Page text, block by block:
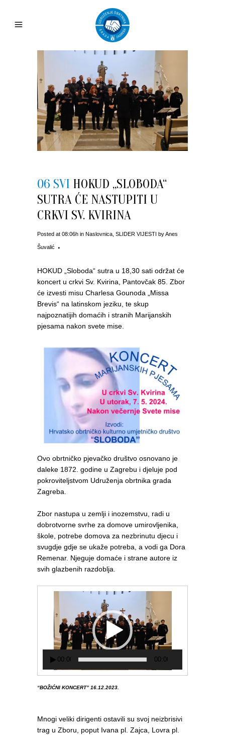
06 SVI HOKUD „SLOBODA“
SUTRA ĆE NASTUPITI U
CRKVI SV. KVIRINA
Posted at 08:06h in Naslovnica SLIDER VIJESTI byAnes
Šuvalić
HOKUD „Sloboda“ sutra u 18,30 sati održat će
koncert u crkvi Sv. Kvirina, Pantovčak 85. Zbor
će izvesti misu Charlesa Gounoda „Missa
Brevis“ na latinskom jeziku, te skup
najpoznatijih domaćih i stranih Marijanskih
pjesama nakon svete mise.
Ovo obrtničko pjevačko društvo osnovano je
daleke 1872. godine u Zagrebu i djeluje pod
pokroviteljstvom Udruženja obrtnika grada
Zagreba.
Zbor nastupa u zemlji i inozemstvu, radi u
dobrotvorne svrhe za domove umirovljenika,
škole, potrebe domova za nezbrinutu djecu i
svugdje gdje se ukaže potreba, a vodi ga Dora
Remenar. Njeguje domaće i strane autore iz
svih glazbenih razdoblja.
00:00 00:00
“BOŽIĆNI KONCERT” 16.12.2023.
Mnogi veliki dirigenti ostavili su svoj neizbrisivi
trag u Zboru, poput Ivana pl. Zajca, Lovra pl.